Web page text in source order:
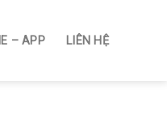
– APP LIÊN HỆ